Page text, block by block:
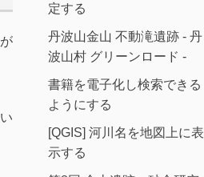
定する
丹波山金山 不動滝遺跡 - 丹
波山村 グリーンロード -
書籍を電子化し検索できる
ようにする
[QGIS] 河川名を地図上に表
示する